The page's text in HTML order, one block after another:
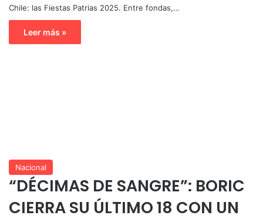
Chile: las Fiestas Patrias 2025. Entre fondas,…
Leer más »
Nacional
“DÉCIMAS DE SANGRE”: BORIC
CIERRA SU ÚLTIMO 18 CON UN